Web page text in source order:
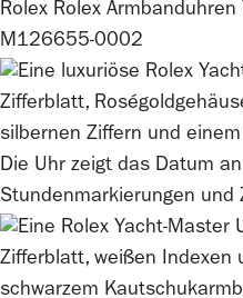
Rolex Rolex Armbanduhren
M126655-0002